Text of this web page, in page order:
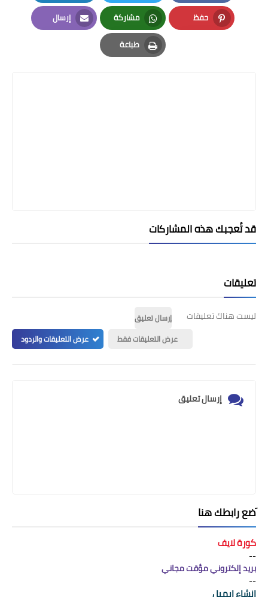
Facebook
Twitter
LinkedIn
حفظ
Pinterest
مشاركة
Whatsapp
إرسال
Email
طباعة
Print
قد تُعجبك هذه المشاركات
تعليقات
ليست هناك تعليقات
إرسال تعليق
عرض التعليقات فقط
عرض التعليقات والردود
إرسال تعليق
َضع رابطك هنا
كورة لايف
--
بريد إلكتروني مؤقت مجاني
--